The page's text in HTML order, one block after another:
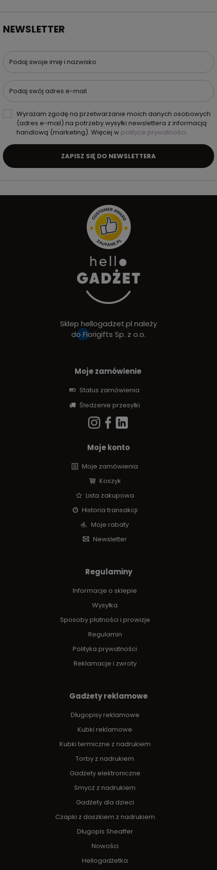
NEWSLETTER
Podaj swoje imię i nazwisko
Podaj swój adres e-mail
Wyrażam zgodę na przetwarzanie moich danych osobowych
(adres e-mail) na potrzeby wysyłki newslettera z informacją
handlową (marketing). Więcej w polityce prywatności.
ZAPISZ SIĘ DO NEWSLETTERA
Sklep hellogadzet.pl należy
do Fiorigifts Sp. z o.o.
Moje zamówienie
Status zamówienia
Śledzenie przesyłki
Moje konto
Moje zamówienia
Koszyk
Lista zakupowa
Historia transakcji
Moje rabaty
Newsletter
Regulaminy
Informacje o sklepie
Wysyłka
Sposoby płatności i prowizje
Regulamin
Polityka prywatności
Reklamacje i zwroty
Gadżety reklamowe
Długopisy reklamowe
Kubki reklamowe
Kubki termiczne z nadrukiem
Torby z nadrukiem
Gadżety elektroniczne
Smycz z nadrukiem
Gadżety dla dzieci
Czapki z daszkiem z nadrukiem
Długopis Sheaffer
Nowości
Hellogadżetka